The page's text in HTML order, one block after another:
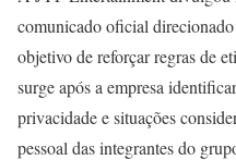
comunicado oficial
objetivo de reforçar regras de
surge após a empresa
privacidade e situações
pessoal das integrantes do